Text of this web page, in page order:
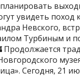
увидеть поход
Невского,
Турбиным и
Продолжается
Сегодня, 21